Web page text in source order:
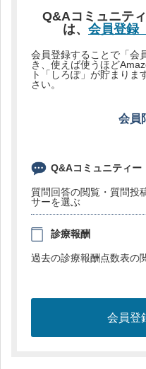
Q&Aコミュニテ
は、 会員登録
会員登録することで「会
き、使えば使うほど
ト「しろぽ」が貯まりま
さい。
会員
Q&Aコミュニティー
質問回答の閲覧・質問投
サーを選ぶ
診療報酬
過去の診療報酬点数表の
会員登